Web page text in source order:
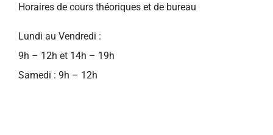
Horaires de cours théoriques et de bureau
Lundi au Vendredi :
9h – 12h et 14h – 19h
Samedi : 9h – 12h